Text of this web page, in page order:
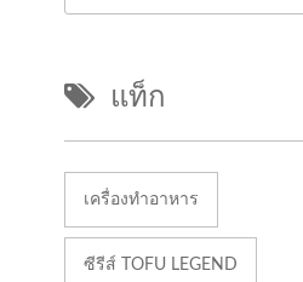
แท็ก
เครื่องทำอาหาร
ซีรีส์ TOFU LEGEND